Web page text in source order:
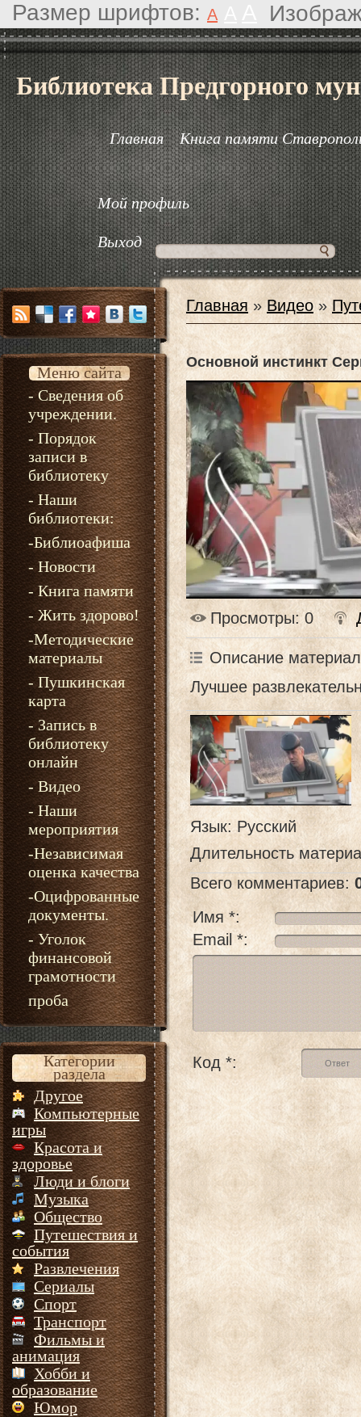
Размер шрифтов: A
Библиотека Предгорного
Главная Книга памяти
Мой профиль
Выход
Меню сайта
- Сведения об
учреждении.
- Порядок
записи в
библиотеку
- Наши
библиотеки:
-Библиоафиша
- Новости
- Книга памяти
- Жить здорово!
-Методические
материалы
- Пушкинская
карта
- Запись в
библиотеку
онлайн
- Видео
- Наши
мероприятия
-Независимая
оценка качества
-Оцифрованные
документы.
- Уголок
финансовой
грамотности
проба
Категории
раздела
Другое
Компьютерные
игры
Красота и
здоровье
Люди и блоги
Музыка
Общество
Путешествия и
события
Развлечения
Сериалы
Спорт
Транспорт
Фильмы и
анимация
Хобби и
образование
Юмор
Главная »Видео »
Основной инстинкт
Просмотры: 0
Описание
Лучшее
Язык: Русский
Длительность
Всего комментариев:
Имя *:
Email *:
Код *: